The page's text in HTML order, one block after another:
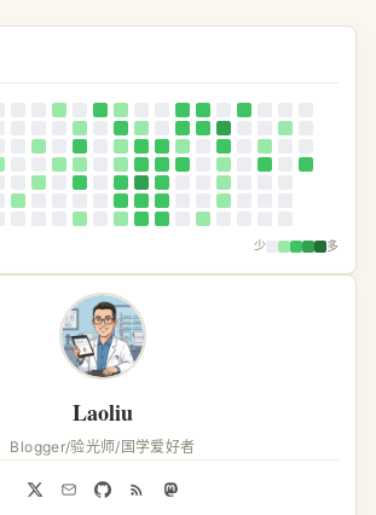
少 多
Laoliu
Blogger/验光师/国学爱好者